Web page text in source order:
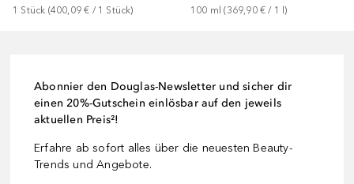
1 Stück (400,09 € / 1 Stück) 100 ml (369,90 € / 1 l)
Abonnier den Douglas-Newsletter und sicher dir
einen 20%-Gutschein einlösbar auf den jeweils
aktuellen Preis²!
Erfahre ab sofort alles über die neuesten Beauty-
Trends und Angebote.